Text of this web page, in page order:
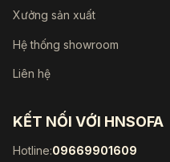
Xưởng sản xuất
Hệ thống showroom
Liên hệ
KẾT NỐI VỚI HNSOFA
Hotline:09669901609